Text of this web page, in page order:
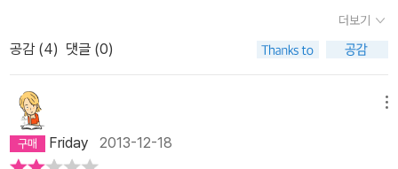
순수한 모습의 아이들의 대비가 돋보이는 작품이었다. 그래서 더 공
포스러울지도 모르겠다.직접 읽어보시면서 선택을 해보시길...
의 회전은, 타인의 시선은 철저하게 배제한 채 오로지 화자가 보고 느
끼는 것만을 독자에게 보여준다. 그래서 독자는 그녀가 보는 것만을
보고 그녀가 하는 말만을 믿을 수밖에 없다.그녀는 계속해서 유령을
보지만 여기에서 이상한 것은, 유령을 직접적으로 목격하는 것은 오
로지 그녀뿐이라는 거다. 그녀는 아이들도 유령을 볼 수 있다고 믿지
만 그건 오로지 그녀의 생각일 뿐, 아이들이 진짜로 유령을 보는지 어
더보기
공감 (4) 댓글 (0)
Friday 2013-12-18